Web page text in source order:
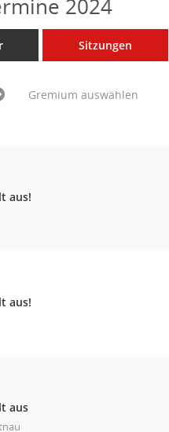
2024
Sitzungen
Gremium auswählen
aus!
aus!
aus